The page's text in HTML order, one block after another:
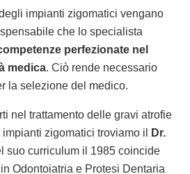
impianti zigomatici vengano
che lo specialista
perfezionate nel
medica. Ciò rende necessario
la selezione del medico.
nel trattamento delle gravi atrofie
zigomatici troviamo il
Dr.
suo curriculum il 1985 coincide
Odontoiatria e Protesi Dentaria